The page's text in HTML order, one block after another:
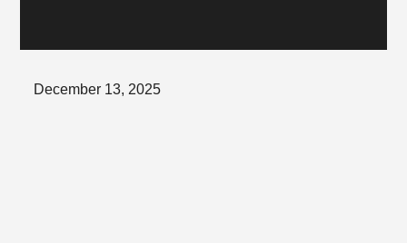
Posted
December 13, 2025